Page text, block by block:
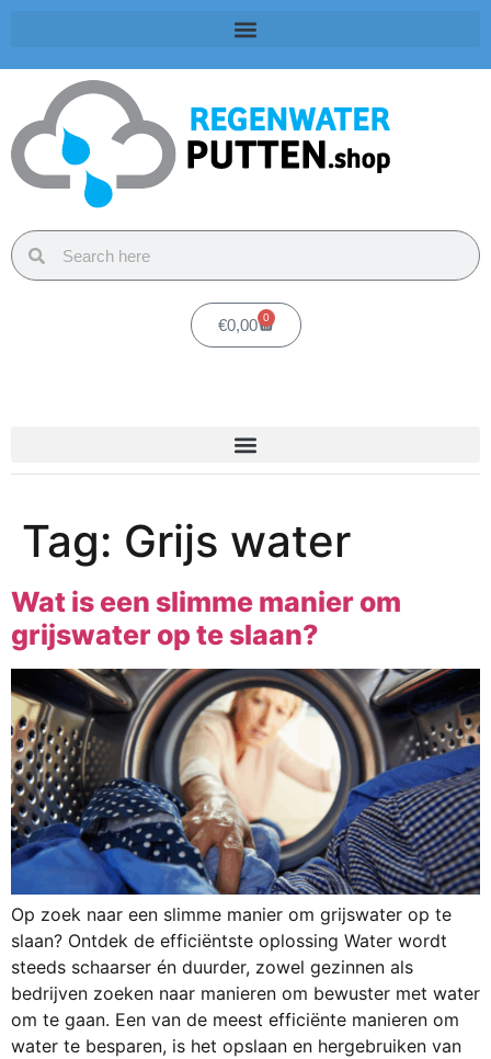
€0,00 0
Tag: Grijs water
Wat is een slimme manier om
grijswater op te slaan?
Op zoek naar een slimme manier om grijswater op te
slaan? Ontdek de efficiëntste oplossing Water wordt
steeds schaarser én duurder, zowel gezinnen als
bedrijven zoeken naar manieren om bewuster met water
om te gaan. Een van de meest efficiënte manieren om
water te besparen, is het opslaan en hergebruiken van